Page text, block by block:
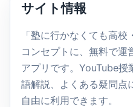
検
索
サイト情報
「塾に行かなくても高
コンセプトに、無料で運
アプリです。YouTube授
語解説、よくある疑問点
自由に利用できます。